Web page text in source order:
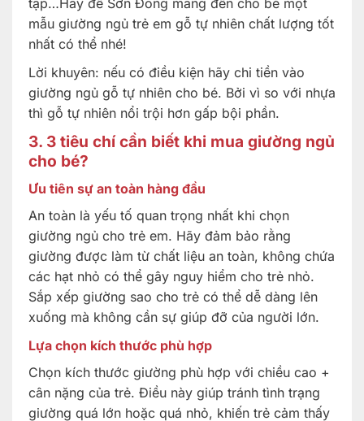
mẫu giường ngủ trẻ em gỗ tự nhiên chất lượng tốt
nhất có thể nhé!
Lời khuyên: nếu có điều kiện hãy chi tiền vào
giường ngủ gỗ tự nhiên cho bé. Bởi vì so với nhựa
thì gỗ tự nhiên nổi trội hơn gấp bội phần.
3. 3 tiêu chí cần biết khi mua giường ngủ
cho bé?
Ưu tiên sự an toàn hàng đầu
An toàn là yếu tố quan trọng nhất khi chọn
giường ngủ cho trẻ em. Hãy đảm bảo rằng
giường được làm từ chất liệu an toàn, không chứa
các hạt nhỏ có thể gây nguy hiểm cho trẻ nhỏ.
Sắp xếp giường sao cho trẻ có thể dễ dàng lên
xuống mà không cần sự giúp đỡ của người lớn.
Lựa chọn kích thước phù hợp
Chọn kích thước giường phù hợp với chiều cao +
cân nặng của trẻ. Điều này giúp tránh tình trạng
giường quá lớn hoặc quá nhỏ, khiến trẻ cảm thấy